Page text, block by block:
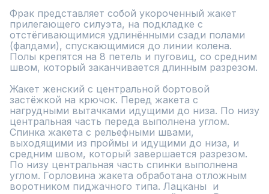
Фрак представляет собой укороченный жакет
прилегающего силуэта, на подкладке с
отстёгивающимися удлинёнными сзади полами
(фалдами), спускающимися до линии колена.
Полы крепятся на 8 петель и пуговиц, со средним
швом, который заканчивается длинным разрезом.
Жакет женский с центральной бортовой
застёжкой на крючок. Перед жакета с
нагрудными вытачками идущими до низа. По низу
центральная часть переда выполнена углом.
Спинка жакета с рельефными швами,
выходящими из проймы и идущими до низа, и
средним швом, который завершается разрезом.
По низу центральная часть спинки выполнена
углом. Горловина жакета обработана отложным
воротником пиджачного типа. Лацканы  и